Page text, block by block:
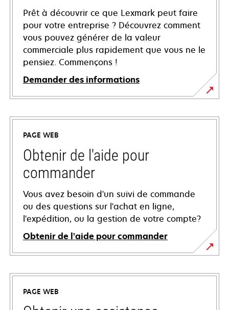
Prêt à découvrir ce que Lexmark peut faire
pour votre entreprise ? Découvrez comment
vous pouvez générer de la valeur
commerciale plus rapidement que vous ne le
pensiez. Commençons !
Demander des informations
PAGE WEB
Obtenir de l'aide pour
commander
Vous avez besoin d'un suivi de commande
ou des questions sur l'achat en ligne,
l'expédition, ou la gestion de votre compte?
Obtenir de l'aide pour commander
PAGE WEB